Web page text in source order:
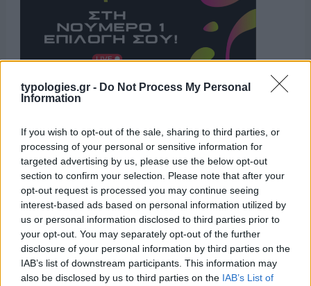
typologies.gr - Do Not Process My Personal
Information
If you wish to opt-out of the sale, sharing to third parties, or
processing of your personal or sensitive information for
targeted advertising by us, please use the below opt-out
section to confirm your selection. Please note that after your
opt-out request is processed you may continue seeing
interest-based ads based on personal information utilized by
us or personal information disclosed to third parties prior to
your opt-out. You may separately opt-out of the further
disclosure of your personal information by third parties on the
IAB’s list of downstream participants. This information may
also be disclosed by us to third parties on the IAB’s List of